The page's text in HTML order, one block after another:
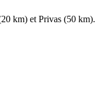
km) et Privas (50 km).